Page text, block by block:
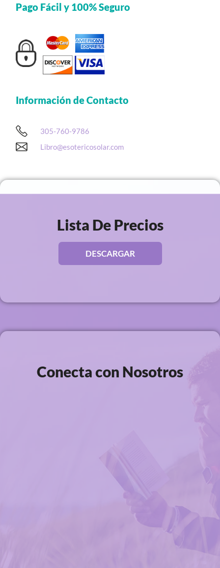
Pago Fácil y 100% Seguro
Información de Contacto
305-760-9786
Libro@esotericosolar.com
Lista De Precios
DESCARGAR
Conecta con Nosotros